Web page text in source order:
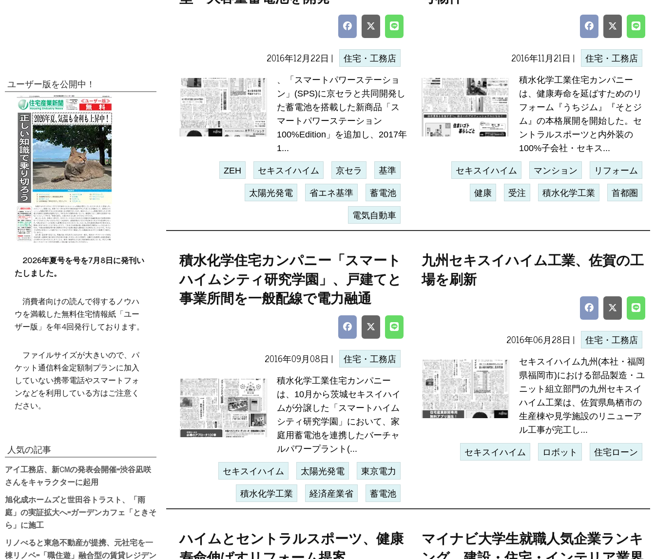
2016年12月22日 | 住宅・工務店
、「スマートパワーステーショ
ン」(SPS)に京セラと共同開発し
た蓄電池を搭載した新商品「ス
マートパワーステーション
100%Edition」を追加し、2017年
1...
ZEH セキスイハイム 京セラ 基準
太陽光発電 省エネ基準 蓄電池
電気自動車
2016年11月21日 | 住宅・工務店
積水化学工業住宅カンパニー
は、健康寿命を延ばすためのリ
フォーム『うちジム』『そとジ
ム』の本格展開を開始した。セ
ントラルスポーツと内外装の
100%子会社・セキス...
セキスイハイム マンション リフォーム
健康 受注 積水化学工業 首都圏
積水化学住宅カンパニー「スマート
ハイムシティ研究学園」、戸建てと
事業所間を一般配線で電力融通
2016年09月08日 | 住宅・工務店
積水化学工業住宅カンパニー
は、10月から茨城セキスイハイ
ムが分譲した「スマートハイム
シティ研究学園」において、家
庭用蓄電池を連携したバーチャ
ルパワープラント(...
セキスイハイム 太陽光発電 東京電力
積水化学工業 経済産業省 蓄電池
九州セキスイハイム工業、佐賀の工
場を刷新
2016年06月28日 | 住宅・工務店
セキスイハイム九州(本社・福岡
県福岡市)における部品製造・ユ
ニット組立部門の九州セキスイ
ハイム工業は、佐賀県鳥栖市の
生産棟や見学施設のリニューア
ル工事が完工し...
セキスイハイム ロボット 住宅ローン
ハイムとセントラルスポーツ、健康
マイナビ大学生就職人気企業ランキ
ユーザー版を公開中！
2026年夏号を号を7月8日に発刊い
たしました。
消費者向けの読んで得するノウハ
ウを満載した無料住宅情報紙「ユー
ザー版」を年4回発行しております。
ファイルサイズが大きいので、パ
ケット通信料金定額制プランに加入
していない携帯電話やスマートフォ
ンなどを利用している方はご注意く
ださい。
人気の記事
アイ工務店、新CMの発表会開催=渋谷凪咲
さんをキャラクターに起用
旭化成ホームズと世田谷トラスト、「雨
庭」の実証拡大へ=ガーデンカフェ「ときそ
ら」に施工
リノべると東急不動産が提携、元社宅を一
棟リノベ=「職住遊」融合型の賃貸レジデン